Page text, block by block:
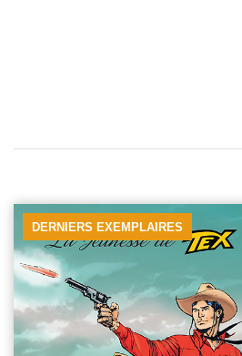
DERNIERS EXEMPLAIRES